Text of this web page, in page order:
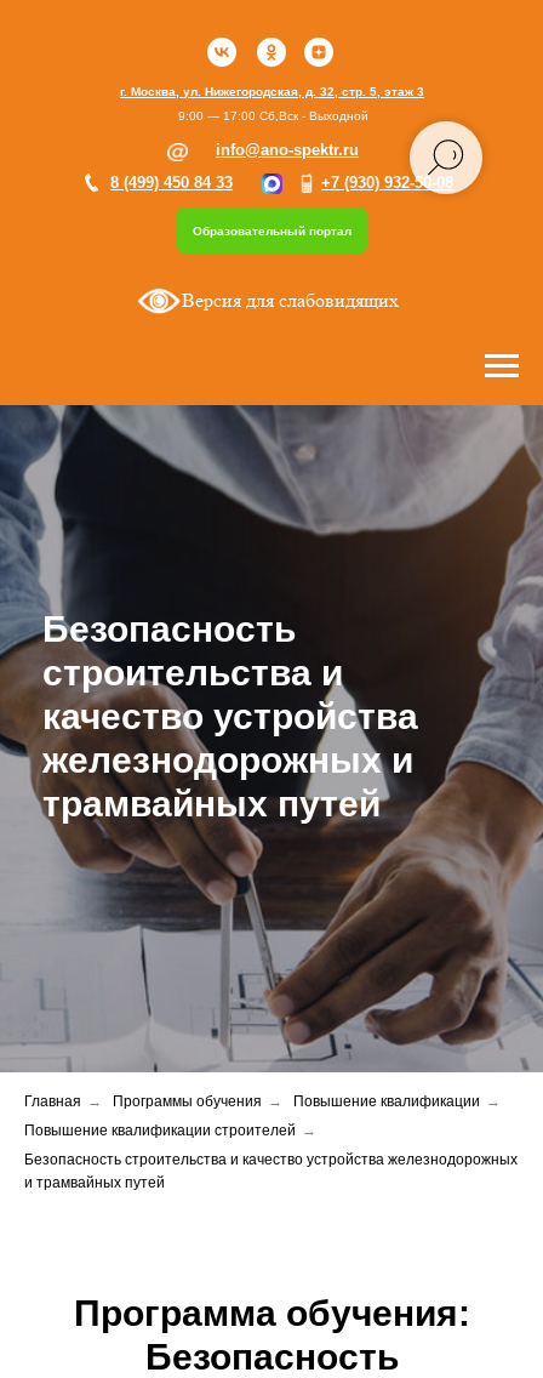
Образовательный портал
г. Москва, ул. Нижегородская, д. 32, стр. 5, этаж 3
+7 (930) 932-50-08
8 (499) 450 84 33
info@ano-spektr.ru
9:00 — 17:00 Сб,Вск - Выходной
Версия для слабовидящих
Безопасность
строительства и
качество устройства
железнодорожных и
трамвайных путей
Главная → Программы обучения → Повышение квалификации →
Повышение квалификации строителей →
Безопасность строительства и качество устройства железнодорожных
и трамвайных путей
Программа обучения:
Безопасность